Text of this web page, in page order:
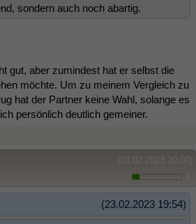
sondern auch noch abartig.
gut, aber zumindest hat er selbst die
möchte. Um zu meinem Vergleich zu
hat der Partner keine Wahl, solange es
persönlich deutlich gemeiner.
(23.02.2023 20:00)
(23.02.2023 19:54)